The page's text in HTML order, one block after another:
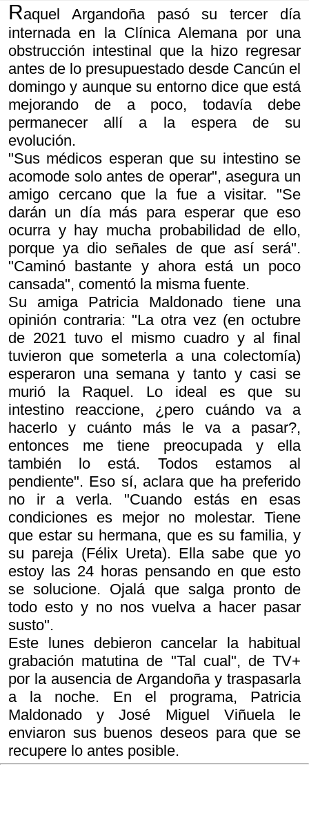
Raquel Argandoña pasó su tercer día
internada en la Clínica Alemana por una
obstrucción intestinal que la hizo regresar
antes de lo presupuestado desde Cancún el
domingo y aunque su entorno dice que está
mejorando de a poco, todavía debe
permanecer allí a la espera de su
evolución.
"Sus médicos esperan que su intestino se
acomode solo antes de operar", asegura un
amigo cercano que la fue a visitar. "Se
darán un día más para esperar que eso
ocurra y hay mucha probabilidad de ello,
porque ya dio señales de que así será".
"Caminó bastante y ahora está un poco
cansada", comentó la misma fuente.
Su amiga Patricia Maldonado tiene una
opinión contraria: "La otra vez (en octubre
de 2021 tuvo el mismo cuadro y al final
tuvieron que someterla a una colectomía)
esperaron una semana y tanto y casi se
murió la Raquel. Lo ideal es que su
intestino reaccione, ¿pero cuándo va a
hacerlo y cuánto más le va a pasar?,
entonces me tiene preocupada y ella
también lo está. Todos estamos al
pendiente". Eso sí, aclara que ha preferido
no ir a verla. "Cuando estás en esas
condiciones es mejor no molestar. Tiene
que estar su hermana, que es su familia, y
su pareja (Félix Ureta). Ella sabe que yo
estoy las 24 horas pensando en que esto
se solucione. Ojalá que salga pronto de
todo esto y no nos vuelva a hacer pasar
susto".
Este lunes debieron cancelar la habitual
grabación matutina de "Tal cual", de TV+
por la ausencia de Argandoña y traspasarla
a la noche. En el programa, Patricia
Maldonado y José Miguel Viñuela le
enviaron sus buenos deseos para que se
recupere lo antes posible.